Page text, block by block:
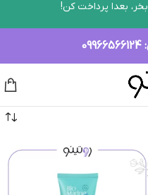
بخر، بعدا پرداخت کن!
09966566124